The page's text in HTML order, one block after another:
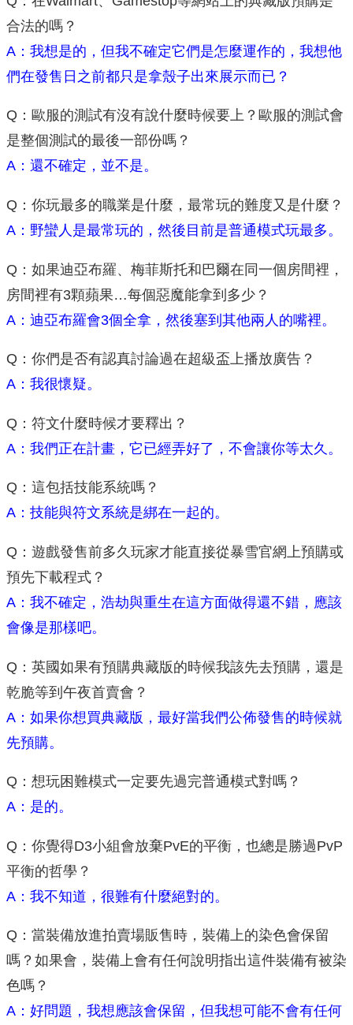
合法的嗎？
A：我想是的，但我不確定它們是怎麼運作的，我想他
們在發售日之前都只是拿殼子出來展示而已？
Q：歐服的測試有沒有說什麼時候要上？歐服的測試會
是整個測試的最後一部份嗎？
A：還不確定，並不是。
Q：你玩最多的職業是什麼，最常玩的難度又是什麼？
A：野蠻人是最常玩的，然後目前是普通模式玩最多。
Q：如果迪亞布羅、梅菲斯托和巴爾在同一個房間裡，
房間裡有3顆蘋果…每個惡魔能拿到多少？
A：迪亞布羅會3個全拿，然後塞到其他兩人的嘴裡。
Q：你們是否有認真討論過在超級盃上播放廣告？
A：我很懷疑。
Q：符文什麼時候才要釋出？
A：我們正在計畫，它已經弄好了，不會讓你等太久。
Q：這包括技能系統嗎？
A：技能與符文系統是綁在一起的。
Q：遊戲發售前多久玩家才能直接從暴雪官網上預購或
預先下載程式？
A：我不確定，浩劫與重生在這方面做得還不錯，應該
會像是那樣吧。
Q：英國如果有預購典藏版的時候我該先去預購，還是
乾脆等到午夜首賣會？
A：如果你想買典藏版，最好當我們公佈發售的時候就
先預購。
Q：想玩困難模式一定要先過完普通模式對嗎？
A：是的。
Q：你覺得D3小組會放棄PvE的平衡，也總是勝過PvP
平衡的哲學？
A：我不知道，很難有什麼絕對的。
Q：當裝備放進拍賣場販售時，裝備上的染色會保留
嗎？如果會，裝備上會有任何說明指出這件裝備有被染
色嗎？
A：好問題，我想應該會保留，但我想可能不會有任何